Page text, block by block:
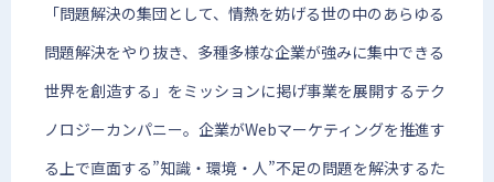
「問題解決の集団として、情熱を妨げる世の中のあらゆる
問題解決をやり抜き、多種多様な企業が強みに集中できる
世界を創造する」をミッションに掲げ事業を展開するテク
ノロジーカンパニー。企業がWebマーケティングを推進す
る上で直面する”知識・環境・人”不足の問題を解決するた